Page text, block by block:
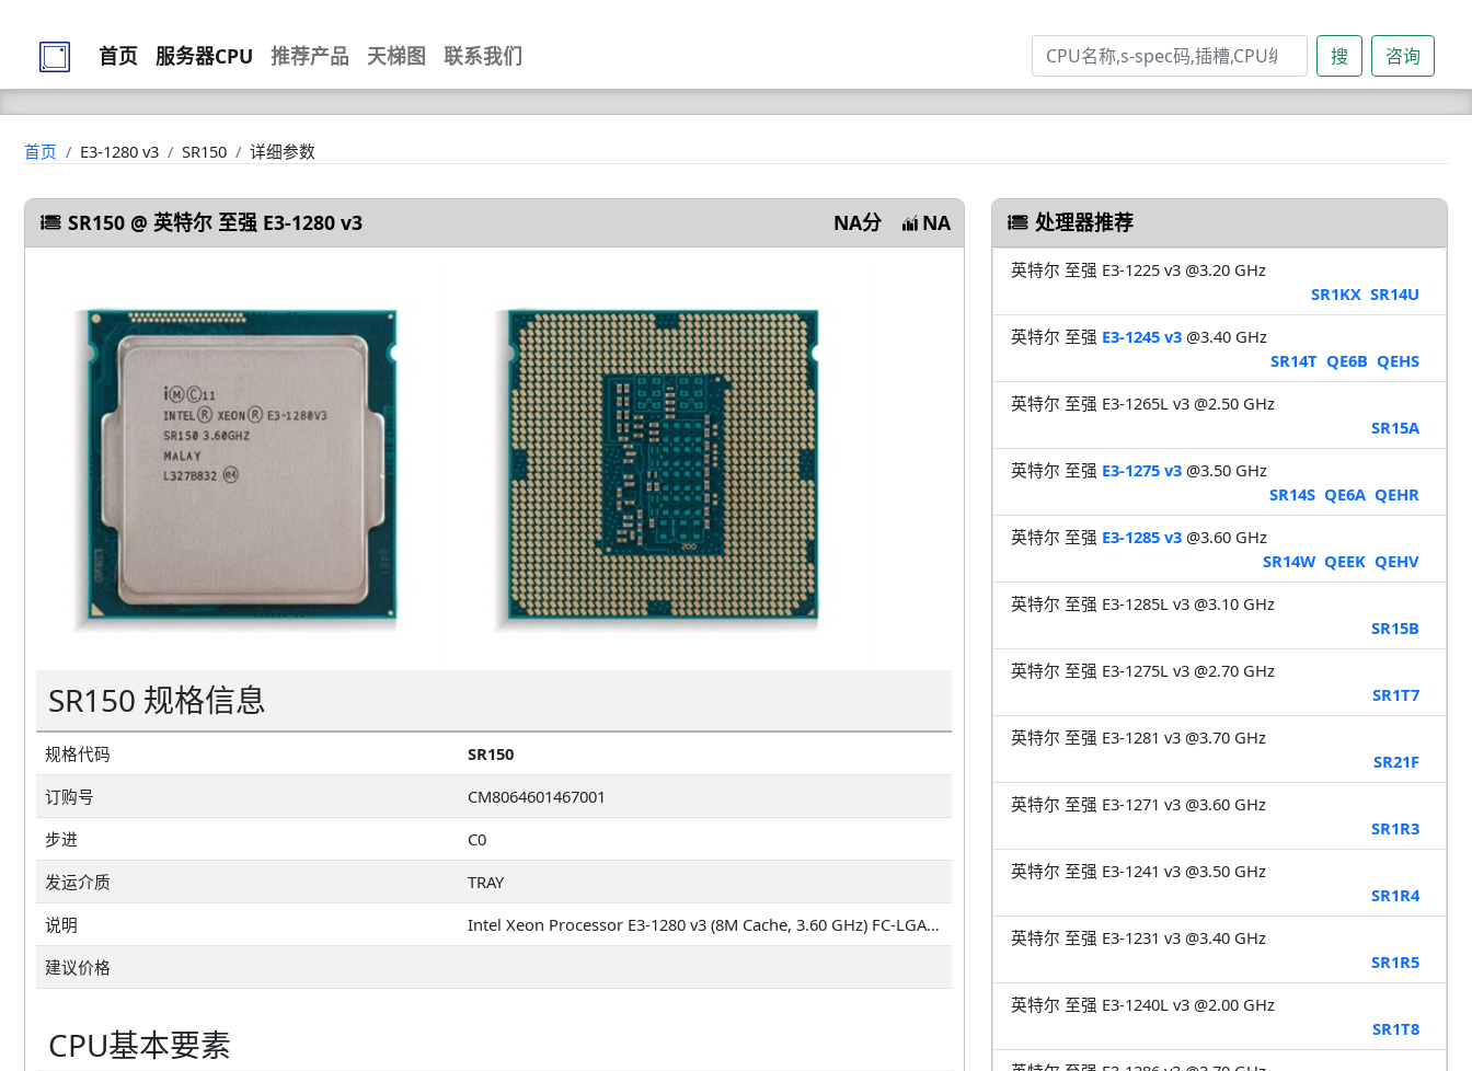
首页 服务器CPU 推荐产品 天梯图 联系我们 搜 咨询
首页 E3-1280 v3 SR150 详细参数
SR150 @ 英特尔 至强 E3-1280 v3 NA分 NA
SR150 规格信息
规格代码
SR150
订购号
CM8064601467001
步进
C0
发运介质
TRAY
说明
Intel Xeon Processor E3-1280 v3 (8M Cache, 3.60 GHz) FC-LGA12C, Tray
建议价格
CPU基本要素
处理器推荐
英特尔 至强 E3-1225 v3 @3.20 GHz
SR1KX SR14U
英特尔 至强 E3-1245 v3@3.40 GHz
SR14T QE6B QEHS
英特尔 至强 E3-1265L v3 @2.50 GHz
SR15A
英特尔 至强 E3-1275 v3@3.50 GHz
SR14S QE6A QEHR
英特尔 至强 E3-1285 v3@3.60 GHz
SR14W QEEK QEHV
英特尔 至强 E3-1285L v3 @3.10 GHz
SR15B
英特尔 至强 E3-1275L v3 @2.70 GHz
SR1T7
英特尔 至强 E3-1281 v3 @3.70 GHz
SR21F
英特尔 至强 E3-1271 v3 @3.60 GHz
SR1R3
英特尔 至强 E3-1241 v3 @3.50 GHz
SR1R4
英特尔 至强 E3-1231 v3 @3.40 GHz
SR1R5
英特尔 至强 E3-1240L v3 @2.00 GHz
SR1T8